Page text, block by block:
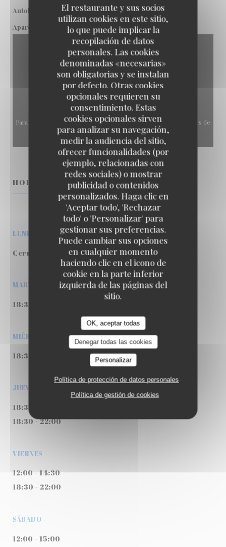
El restaurante y sus socios
utilizan cookies en este sitio,
lo que puede implicar la
recopilación de datos
personales. Las cookies
denominadas «necesarias»
son obligatorias y se instalan
por defecto. Otras cookies
opcionales requieren su
consentimiento. Estas
cookies opcionales sirven
para analizar su navegación,
medir la audiencia del sitio,
ofrecer funcionalidades (por
ejemplo, relacionadas con
redes sociales) o mostrar
publicidad o contenidos
personalizados. Haga clic en
'Aceptar todo', 'Rechazar
todo' o 'Personalizar' para
gestionar sus preferencias.
Puede cambiar sus opciones
en cualquier momento
haciendo clic en el icono de
cookie en la parte inferior
izquierda de las páginas del
sitio.
OK, aceptar todas
Denegar todas las cookies
Personalizar
Política de protección de datos personales
Política de gestión de cookies
Autobús Arrêt Rouppe. Ligne 48
Aparcamiento Rouppe fontainas
Para mostrar el mapa interactivo de Waze, debe aceptar las cookies de
Waze Map (Google). Estas cookies pueden recopilar datos de
navegación y ubicación.
Permitir
HORARIO DE APERTURA KLOK
LUNES
Cerrado
MARTES
18:30 - 22:00
MIÉRCOLES
18:30 - 22:00
JUEVES
18:30 - 22:00
18:30 - 22:00
VIERNES
12:00 - 14:30
18:30 - 22:00
SÁBADO
12:00 - 15:00
Klok